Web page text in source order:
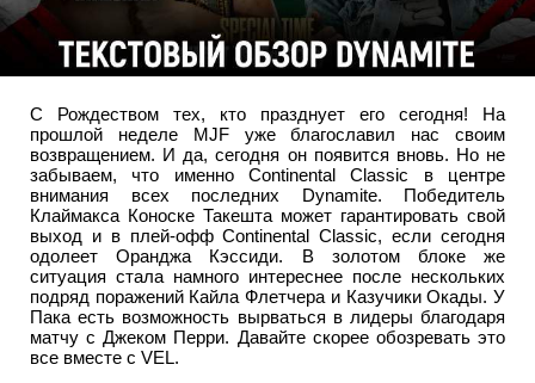
С Рождеством тех, кто празднует его сегодня! На
прошлой неделе MJF уже благославил нас своим
возвращением. И да, сегодня он появится вновь. Но не
забываем, что именно Continental Classic в центре
внимания всех последних Dynamite. Победитель
Клаймакса Коноске Такешта может гарантировать свой
выход и в плей-офф Continental Classic, если сегодня
одолеет Оранджа Кэссиди. В золотом блоке же
ситуация стала намного интереснее после нескольких
подряд поражений Кайла Флетчера и Казучики Окады. У
Пака есть возможность вырваться в лидеры благодаря
матчу с Джеком Перри. Давайте скорее обозревать это
все вместе с VEL.